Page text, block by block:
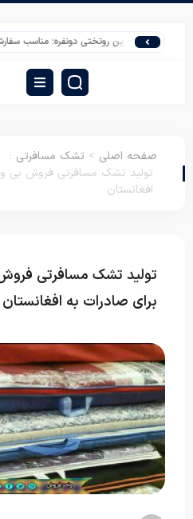
ارزان ترین روتختی دونفره؛ مناسب سفارش
صفحه اصلی > تشک مسافرتی :
تولید تشک مسافرتی فروش بی
افغانستان
تولید تشک مسافرتی
برای صادرات به افغانستان